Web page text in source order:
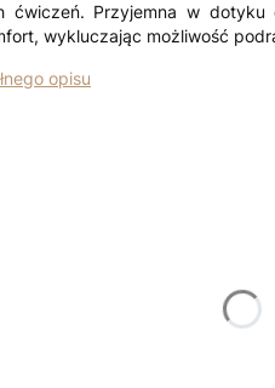
ćwiczeń. Przyjemna w
wykluczając możliwość
opisu